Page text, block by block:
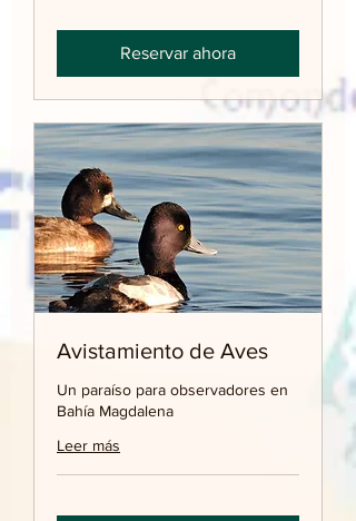
Reservar ahora
Avistamiento de Aves
Un paraíso para observadores en
Bahía Magdalena
Leer más